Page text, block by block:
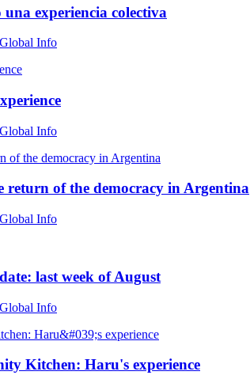
experiencia colectiva
Info
Info
return of the democracy in Argentina
Info
last week of August
Info
Kitchen: Haru's experience